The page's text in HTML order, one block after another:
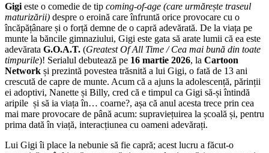
Gigi este o comedie de tip coming-of-age (care urmărește traseul
maturizării) despre o eroină care înfruntă orice provocare cu o
încăpățânare și o forță demne de o capră adevărată. De la viața pe
munte la băncile gimnaziului, Gigi este gata să arate lumii că ea este
adevărata G.O.A.T. (Greatest Of All Time / Cea mai bună din toate
timpurile)! Serialul debutează pe 16 martie 2026, la Cartoon
Network și prezintă povestea trăsnită a lui Gigi, o fată de 13 ani
crescută de capre de munte. Acum că a ajuns la adolescență, părinții
ei adoptivi, Nanette și Billy, cred că e timpul ca Gigi să-și întindă
aripile și să ia viața în… coarne?, așa că anul acesta trece prin cea
mai mare provocare de până acum: supraviețuirea la școală și, pentru
prima dată în viață, interacțiunea cu oameni adevărați.
Lui Gigi îi place la nebunie să fie capră; acest lucru a făcut-o